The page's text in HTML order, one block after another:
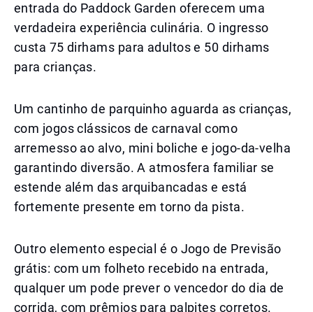
entrada do Paddock Garden oferecem uma
verdadeira experiência culinária. O ingresso
custa 75 dirhams para adultos e 50 dirhams
para crianças.
Um cantinho de parquinho aguarda as crianças,
com jogos clássicos de carnaval como
arremesso ao alvo, mini boliche e jogo-da-velha
garantindo diversão. A atmosfera familiar se
estende além das arquibancadas e está
fortemente presente em torno da pista.
Outro elemento especial é o Jogo de Previsão
grátis: com um folheto recebido na entrada,
qualquer um pode prever o vencedor do dia de
corrida, com prêmios para palpites corretos.